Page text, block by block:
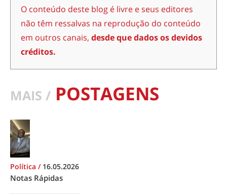
O conteúdo deste blog é livre e seus editores
não têm ressalvas na reprodução do conteúdo
em outros canais, desde que dados os devidos
créditos.
MAIS / POSTAGENS
Política / 16.05.2026
Notas Rápidas